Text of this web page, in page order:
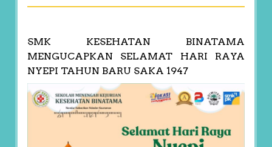
SMK KESEHATAN BINATAMA
MENGUCAPKAN SELAMAT HARI RAYA
NYEPI TAHUN BARU SAKA 1947